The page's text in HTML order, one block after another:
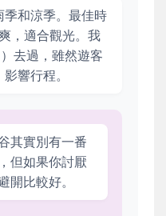
季和涼季。最佳時
，適合觀光。我
去過，雖然遊客
響行程。
其實別有一番
但如果你討厭
開比較好。